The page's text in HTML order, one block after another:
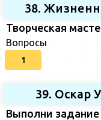
38.
Творческая
Вопросы
1
39. Оскар
Выполни задание